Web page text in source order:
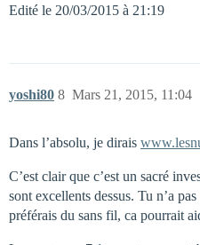
Edité le 20/03/2015 à 21:19
yoshi80 Mars 21, 2015, 11:04
8
Dans l’absolu, je dirais
C’est clair que c’est un sacré
sont excellents dessus. Tu n’a
préférais du sans fil, ca pourrait